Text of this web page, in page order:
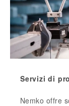
Servizi di
Nemko offre